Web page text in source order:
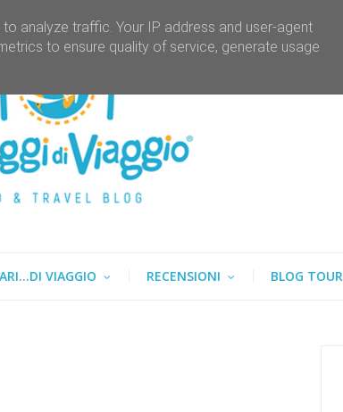
VIAGGIO RECENSIONI BLOG TOUR
analyze traffic. Your IP address and user-agent
to ensure quality of service, generate usage